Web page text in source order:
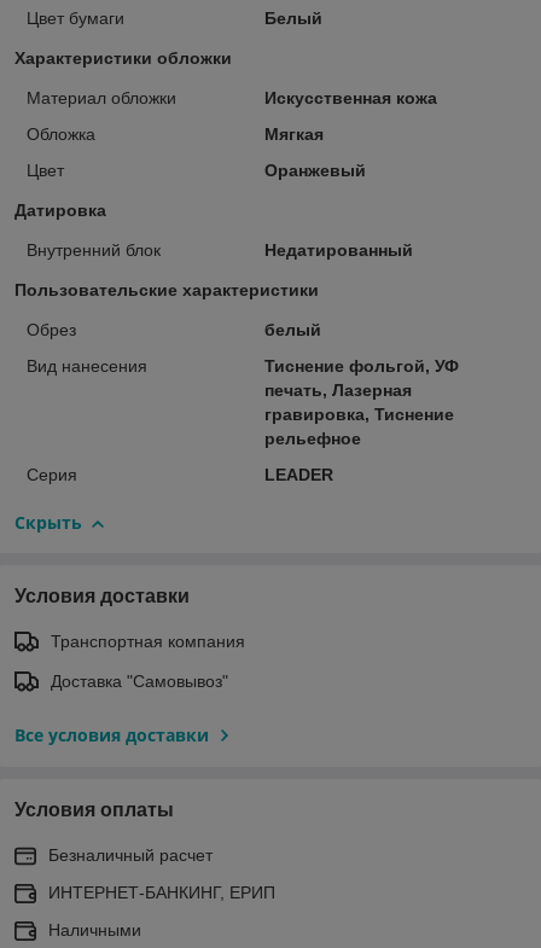
Цвет бумаги Белый
Характеристики обложки
Материал обложки
Искусственная кожа
Обложка
Мягкая
Цвет
Оранжевый
Датировка
Внутренний блок Недатированный
Пользовательские характеристики
Обрез
белый
Вид нанесения
Тиснение фольгой, УФ
печать, Лазерная
гравировка, Тиснение
рельефное
Серия
LEADER
Скрыть
Условия доставки
Транспортная компания
Доставка "Самовывоз"
Все условия доставки
Условия оплаты
Безналичный расчет
ИНТЕРНЕТ-БАНКИНГ, ЕРИП
Наличными